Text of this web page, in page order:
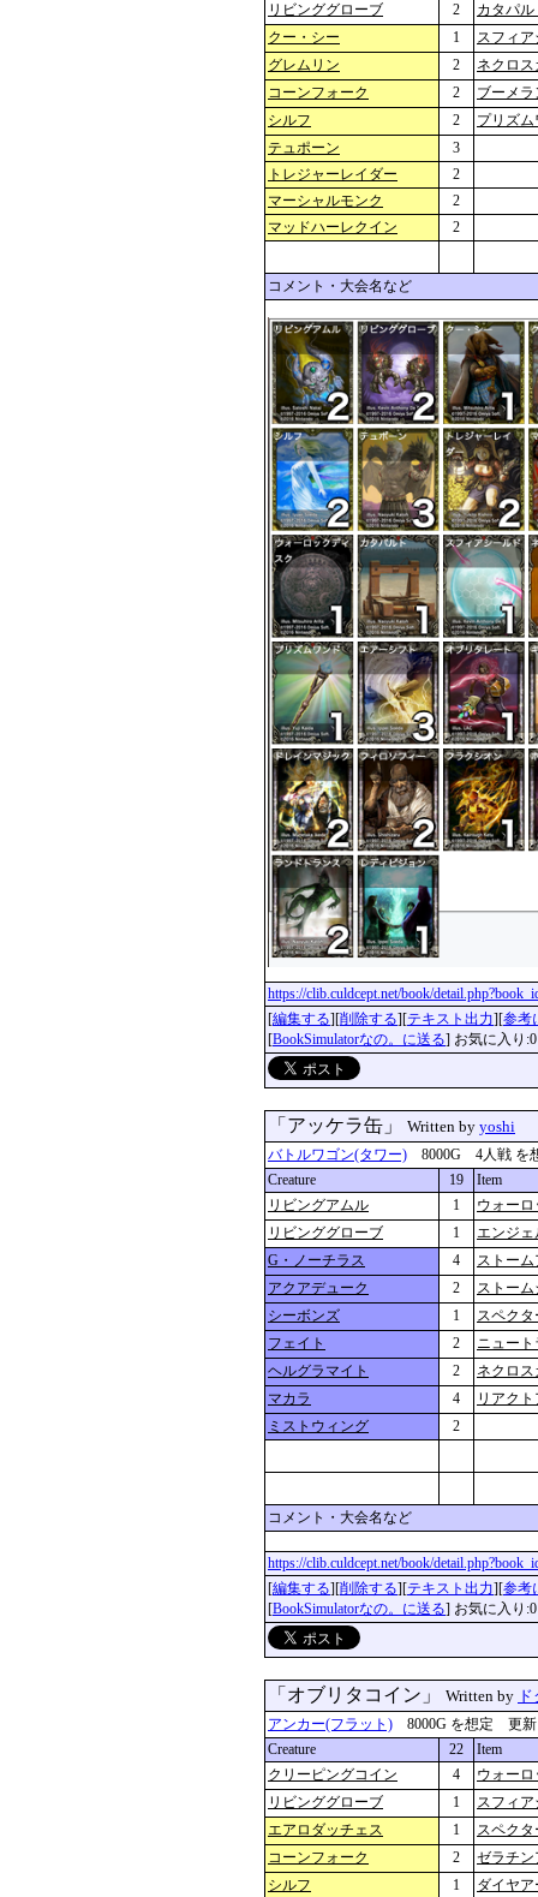
リビンググローブ
2
カタパル
クー・シー
1
スフィ
グレムリン
2
ネクロ
コーンフォーク
2
ブーメラ
シルフ
2
プリズ
テュポーン
3
トレジャーレイダー
2
マーシャルモンク
2
マッドハーレクイン
2
コメント・大会名など
https://clib.culdcept.net/book/
[編集する][削除する][テキスト出力][参考
[BookSimulatorなの。に送る] お気に入り:0
「アッケラ缶」 Written by yoshi
バトルワゴン(タワー) 8000G 4人戦 を
Creature
19
Item
リビングアムル
1
ウォー
リビンググローブ
1
エンジェ
G・ノーチラス
4
ストー
アクアデューク
2
ストー
シーボンズ
1
スペク
フェイト
2
ニュー
ヘルグラマイト
2
ネクロ
マカラ
4
リアク
ミストウィング
2
コメント・大会名など
https://clib.culdcept.net/book/
[編集する][削除する][テキスト出力][参考
[BookSimulatorなの。に送る] お気に入り:0
「オブリタコイン」 Written by
アンカー(フラット) 8000G を想定 更新
Creature
22
Item
クリーピングコイン
4
ウォー
リビンググローブ
1
スフィ
エアロダッチェス
1
スペク
コーンフォーク
2
ゼラチン
シルフ
1 ダイヤ